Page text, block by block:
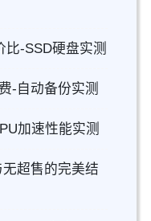
-SSD硬盘实测
-自动备份实测
加速性能实测
超售的完美结